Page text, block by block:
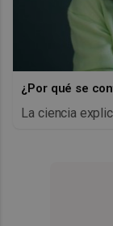
¿Por qué se
La ciencia